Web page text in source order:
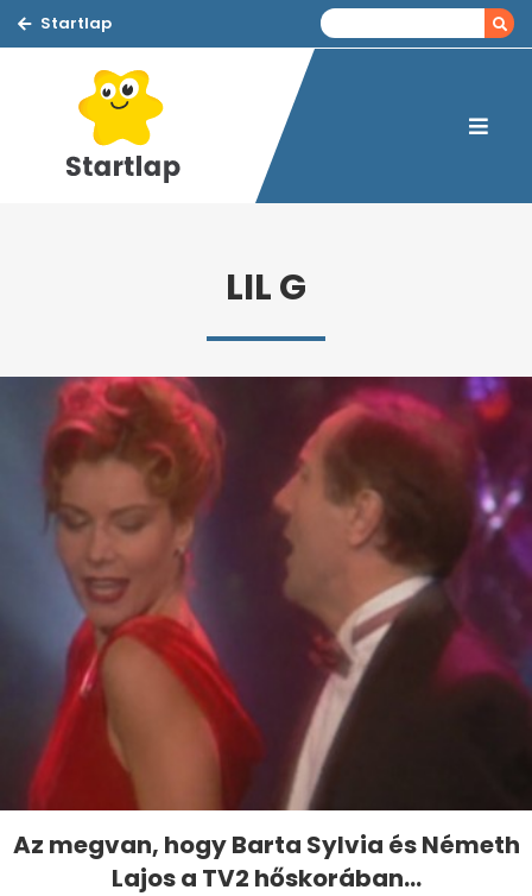
Startlap
LIL G
Az megvan, hogy Barta Sylvia és Németh
Lajos a TV2 hőskorában...